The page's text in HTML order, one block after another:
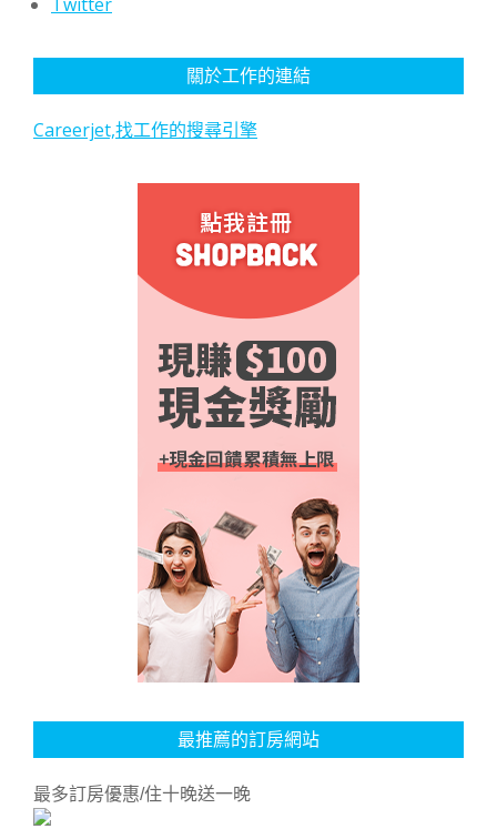
關於工作的連結
Careerjet,找工作的搜尋引擎
最推薦的訂房網站
最多訂房優惠/住十晚送一晚